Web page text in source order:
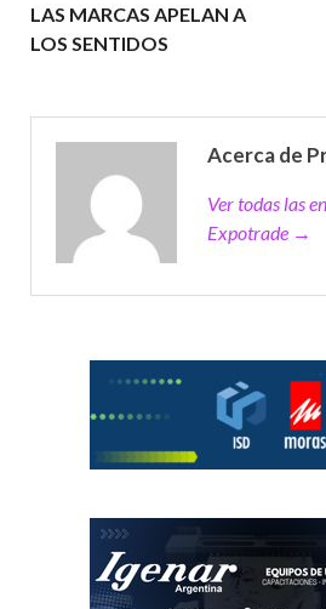
LAS MARCAS APELAN A
LOS SENTIDOS
Acerca de
Ver todas las
Expotrade →